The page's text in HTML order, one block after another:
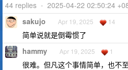
44 replies • 2025-04-22 02:50:24
sakujo Apr 19, 2025 14
简单说就是倒霉惯了
hammy Apr 19, 2025 1
很难。但凡这个事情简单，也不